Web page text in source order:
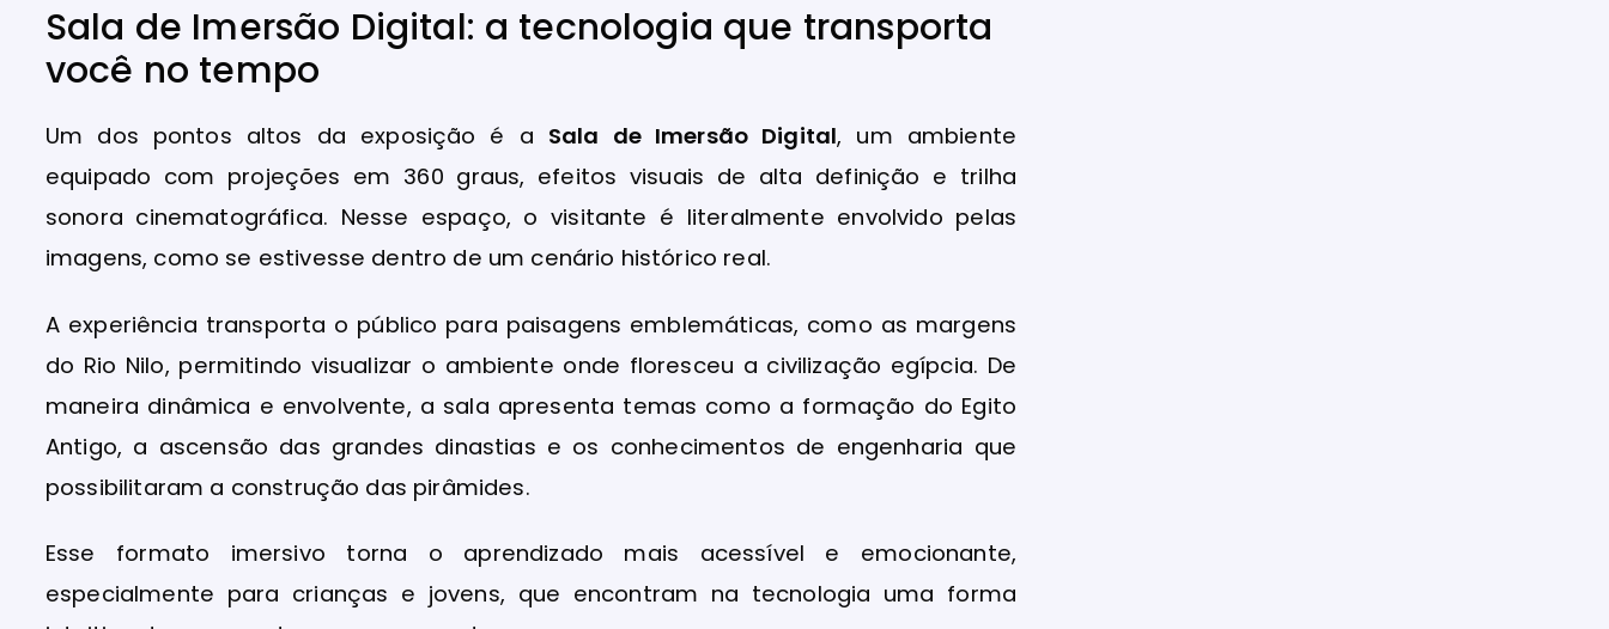
Sala de Imersão Digital: a tecnologia que transporta
você no tempo
Um dos pontos altos da exposição é a Sala de Imersão Digital, um ambiente
equipado com projeções em 360 graus, efeitos visuais de alta definição e trilha
sonora cinematográfica. Nesse espaço, o visitante é literalmente envolvido pelas
imagens, como se estivesse dentro de um cenário histórico real.
A experiência transporta o público para paisagens emblemáticas, como as margens
do Rio Nilo, permitindo visualizar o ambiente onde floresceu a civilização egípcia. De
maneira dinâmica e envolvente, a sala apresenta temas como a formação do Egito
Antigo, a ascensão das grandes dinastias e os conhecimentos de engenharia que
possibilitaram a construção das pirâmides.
Esse formato imersivo torna o aprendizado mais acessível e emocionante,
especialmente para crianças e jovens, que encontram na tecnologia uma forma